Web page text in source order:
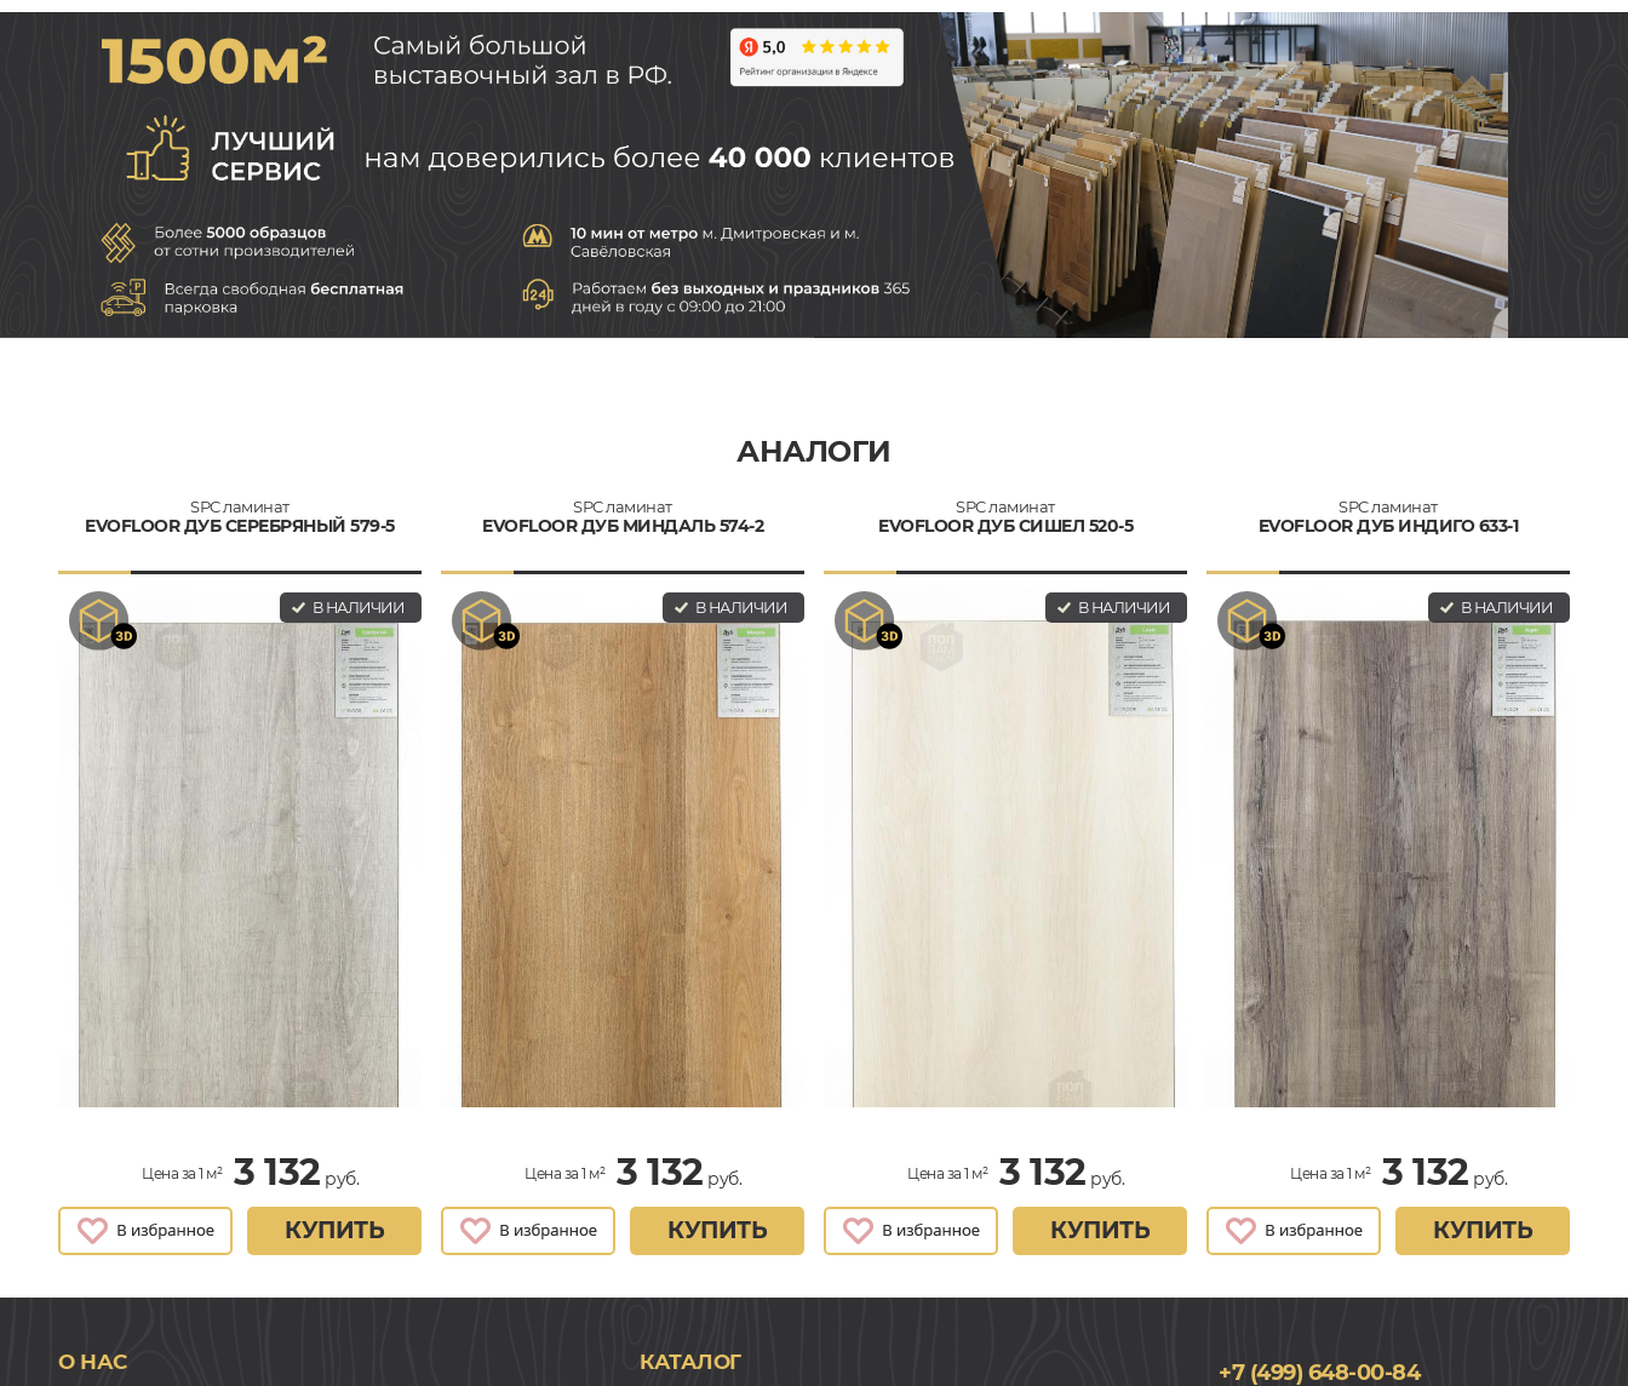
АНАЛОГИ
SPC ламинат
EVOFLOOR ДУБ СЕРЕБРЯНЫЙ 579-5
В НАЛИЧИИ
Цена за 1 м² 3 132 руб.
КУПИТЬ
SPC ламинат
EVOFLOOR ДУБ МИНДАЛЬ 574-2
В НАЛИЧИИ
Цена за 1 м² 3 132 руб.
КУПИТЬ
SPC ламинат
EVOFLOOR ДУБ СИШЕЛ 520-5
В НАЛИЧИИ
Цена за 1 м² 3 132 руб.
КУПИТЬ
SPC ламинат
EVOFLOOR ДУБ ИНДИГО 633-1
В НАЛИЧИИ
Цена за 1 м² 3 132 руб.
КУПИТЬ
О НАС КАТАЛОГ +7 (499) 648-00-84